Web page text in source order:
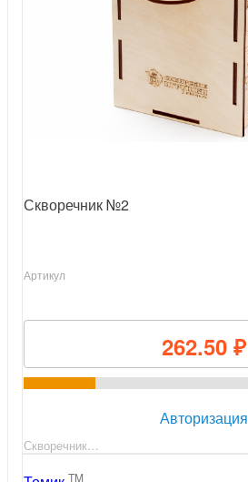
Скворечник №2
Артикул
262.50 ₽
Авторизация
Скворечник…
TM